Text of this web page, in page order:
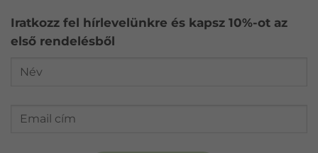
Iratkozz fel hírlevelünkre és kapsz 10%-ot az
első rendelésből